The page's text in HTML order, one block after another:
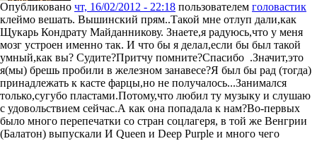
Опубликовано чт, 16/02/2012 - 22:18 пользователем головастик
клеймо вешать. Вышинский прям..Такой мне отлуп дали,как
Щукарь Кондрату Майданникову. Знаете,я радуюсь,что у меня
мозг устроен именно так. И что бы я делал,если бы был такой
умный,как вы? Судите?Притчу помните?Спасибо .Значит,это
я(мы) брешь пробили в железном занавесе?Я был бы рад (тогда)
принадлежать к касте фарцы,но не получалось...Занимался
только,сугубо пластами.Потому,что любил ту музыку и слушаю
с удовольствием сейчас.А как она попадала к нам?Во-первых
было много перепечатки со стран соцлагеря, в той же Венгрии
(Балатон) выпускали И Queen и Deep Purple и много чего